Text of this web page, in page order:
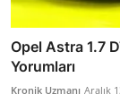
Opel Astra 1.7
Yorumları
Kronik Uzmanı Aralık